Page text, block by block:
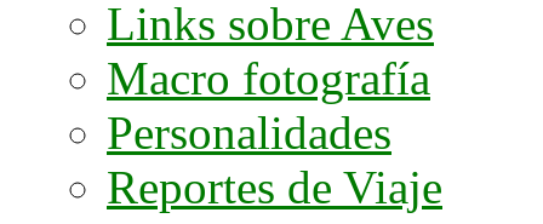
Links sobre Aves
Macro fotografía
Personalidades
Reportes de Viaje